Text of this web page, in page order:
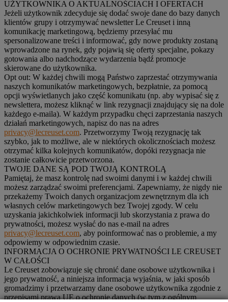
UŻYTKOWNIKA O AKTUALNOŚCIACH I OFERTACH
Jeżeli użytkownik zdecyduje się dodać swoje dane do bazy danych
klientów grupy i otrzymywać newsletter Le Creuset i inną
komunikację marketingową, będziemy przesyłać mu
spersonalizowane treści i informować, gdy nowe produkty zostaną
wprowadzone na rynek, gdy pojawią się oferty specjalne, pokazy
gotowania albo nadchodzące wydarzenia bądź promocje
skierowane do użytkownika.
Opt out: W każdej chwili mogą Państwo zaprzestać otrzymywania
naszych komunikatów marketingowych, bezpłatnie, za pomocą
opcji wyświetlanych jako część komunikatu (np. aby wypisać się z
newslettera, możesz kliknąć w link rezygnacji znajdujący się na dole
każdego e-maila). W każdym przypadku chęci zaprzestania naszych
działań marketingowych, napisz do nas na adres
privacy@lecreuset.com. Przetworzymy Twoją rezygnację tak
szybko, jak to możliwe, ale w niektórych okolicznościach możesz
otrzymać kilka kolejnych komunikatów, dopóki rezygnacja nie
zostanie całkowicie przetworzona.
TWOJE DANE SĄ POD TWOJĄ KONTROLĄ
Pamiętaj, że masz kontrolę nad swoimi danymi i w każdej chwili
możesz zarządzać swoimi preferencjami. Zapewniamy, że nigdy nie
przekażemy Twoich danych organizacjom zewnętrznym dla ich
własnych celów marketingowych bez Twojej zgody. W celu
uzyskania jakichkolwiek informacji lub skorzystania z prawa do
prywatności, możesz wysłać do nas e-mail na adres
privacy@lecreuset.com, aby poinformować nas o problemie, a my
odpowiemy w odpowiednim czasie.
INFORMACJA O OCHRONIE PRYWATNOŚCI LE CREUSET
W CAŁOŚCI
Le Creuset zobowiązuje się chronić dane osobowe użytkownika i
jego prywatność, a niniejsza informacja wyjaśnia, w jaki sposób
gromadzimy i przetwarzamy dane osobowe użytkownika zgodnie z
przepisami prawa UE o ochronie danych (w tym z ogólnym